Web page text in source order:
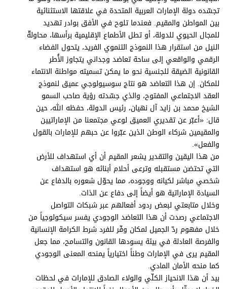
بودكاست
إنفوجراف
قصة صورة
كاريكتير
برامج
عدد اليوم
مواقيت الصلاة
الأحوال الجوية
تجسّده دولة الإمارات العربية المتحدة في علاقتها الاستثنائية
بين المواطن والمقيم. فعندما تلوح في الأفق بوادر تهديد
للمجال الحيوي للدولة، أو تطل الأطماع الإقليمية برأسها، محاولةّ
النيل من استقرار هذا النموذج التنموي الفريد، يتحول الفضاء
الرقمي والواقعي إلى ساحة تعاضد وجداني يتجاوز الأُطر
القانونية الضيقة للجنسية نحو ما يمكن تسميته مواطنة الانتماء
للمكان. إن هذا التعاضد هو نتاج سوسيولوجي عميق لنموذج
العقد الاجتماعي المفتوح، والذي جسّدته رؤية صاحب السمو
الشيخ محمد بن زايد آل نهيان، رئيس الدولة، حفظه الله، حين
قال: «أعبّر عن تقديري العميق لوعي مجتمعنا من الإماراتيين
والمقيمين شركاء الوطن الذين عبّروا عن حبهم للإمارات بالقول
والفعل».
من هذا اليقين والتقدير يشعر المقيم أن أي استهداف للأرض
التي تحتضن مستقبله وترعى أحلام أبنائه هو استهداف
شخصي مباشر لكيانه ووجوده، مما يحوّل شعوره بالدفاع عن
السيادة الإماراتية هو أيضاً إلى دفاع عن الذات.
وخلال متابعتي لبعض ردود أفعالهم عبر شبكات التواصل
الاجتماعي رصدت أن هذا التعاضد الوجودي يفسر سيكولوجياً من
خلال مفهوم ردّ الجميل لمكان وفّر للفرد شرط الكرامة الإنسانية
والفرصة العادلة في بيئة يسودها القانون والتسامح، مما جعل
المقيم يرى في الإمارات وطناً اختيارياً يمنحه المعنى الوجودي
كما منحه الأمان المادي.
بيد أن هذا الانحياز الكلّي والولاء الصادق للإمارات في لحظات